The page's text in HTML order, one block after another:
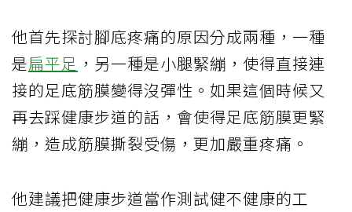
他首先探討腳底疼痛的原因分成兩種，一種
是扁平足 ，另一種是小腿緊繃，使得直接連
接的足底筋膜變得沒彈性。如果這個時候又
再去踩健康步道的話，會使得足底筋膜更緊
繃，造成筋膜撕裂受傷，更加嚴重疼痛。
他建議把健康步道當作測試健不健康的工